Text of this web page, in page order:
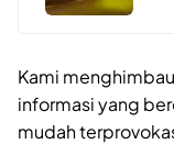
Kami
informasi yang
mudah